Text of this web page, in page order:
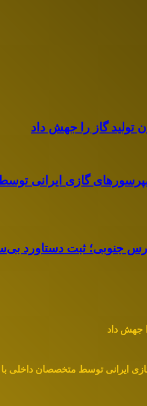
تولید گاز را جهش داد
گازی ایرانی
جهش داد
ایرانی توسط متخصصان